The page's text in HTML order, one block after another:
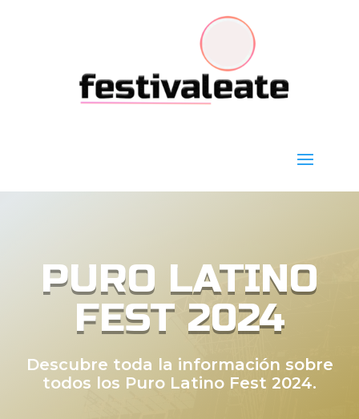
PURO LATINO
FEST 2024
Descubre toda la información sobre
todos los Puro Latino Fest 2024.